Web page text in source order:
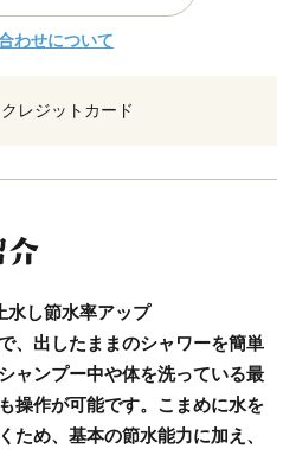
わせについて
クレジットカード
水し節水率アップ
、出したままのシャワーを簡単
ャンプー中や体を洗っている最
操作が可能です。こまめに水を
ため、基本の節水能力に加え、